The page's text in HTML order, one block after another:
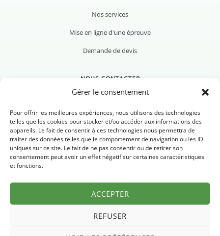
Gérer le consentement
Pour offrir les meilleures expériences, nous utilisons des technologies
telles que les cookies pour stocker et/ou accéder aux informations des
appareils. Le fait de consentir à ces technologies nous permettra de
traiter des données telles que le comportement de navigation ou les ID
uniques sur ce site. Le fait de ne pas consentir ou de retirer son
consentement peut avoir un effet négatif sur certaines caractéristiques
et fonctions.
ACCEPTER
REFUSER
Nos services
Mise en ligne d'une épreuve
Demande de devis
NOUS CONTACTER
Nous contacter
Newsletter